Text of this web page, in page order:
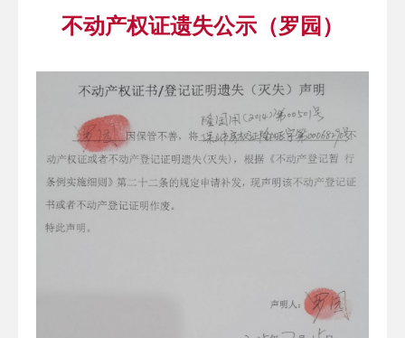
不动产权证遗失公示（罗园）